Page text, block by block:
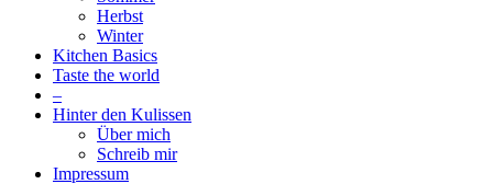
Herbst
Winter
Kitchen Basics
Taste the world
–
Hinter den Kulissen
Über mich
Schreib mir
Impressum